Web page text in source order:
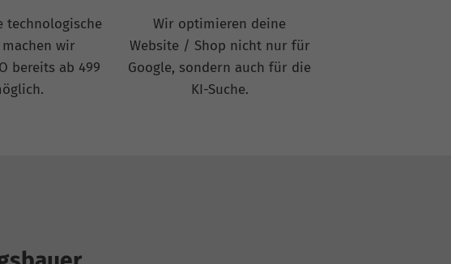
technologische
machen wir
bereits ab 499
Wir optimieren deine
Website / Shop nicht nur für
Google, sondern auch für die
KI-Suche.